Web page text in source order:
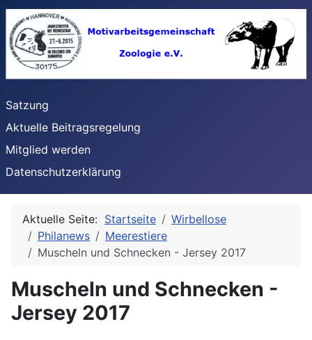
Satzung
Aktuelle Beitragsregelung
Mitglied werden
Datenschutzerklärung
Aktuelle Seite: Startseite
Wirbellose
Philanews
Meerestiere
Muscheln und Schnecken - Jersey 2017
Muscheln und Schnecken -
Jersey 2017